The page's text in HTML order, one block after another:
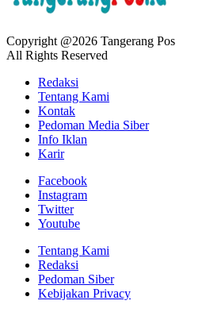
Copyright @2026 Tangerang Pos
All Rights Reserved
Redaksi
Tentang Kami
Kontak
Pedoman Media Siber
Info Iklan
Karir
Facebook
Instagram
Twitter
Youtube
Tentang Kami
Redaksi
Pedoman Siber
Kebijakan Privacy